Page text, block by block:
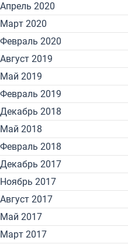
Апрель 2020
Март 2020
Февраль 2020
Август 2019
Май 2019
Февраль 2019
Декабрь 2018
Май 2018
Февраль 2018
Декабрь 2017
Ноябрь 2017
Август 2017
Май 2017
Март 2017